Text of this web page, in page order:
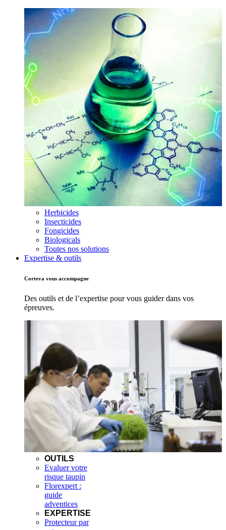
Herbicides
Insecticides
Fongicides
Biologicals
Toutes nos solutions
Expertise & outils
Corteva vous accompagne
Des outils et de l’expertise pour vous guider dans vos
épreuves.
OUTILS
Evaluer votre
risque taupin
Florexpert :
guide
adventices
EXPERTISE
Protecteur par